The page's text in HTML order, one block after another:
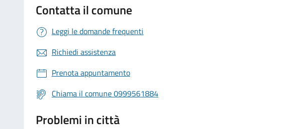
Contatta il comune
Leggi le domande frequenti
Richiedi assistenza
Prenota appuntamento
Chiama il comune 0999561884
Problemi in città